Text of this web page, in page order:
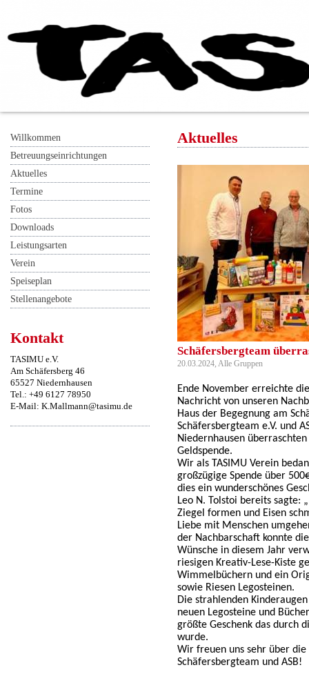
Willkommen
Betreuungseinrichtungen
Aktuelles
Termine
Fotos
Downloads
Leistungsarten
Verein
Speiseplan
Stellenangebote
Kontakt
TASIMU e.V.
Am Schäfersberg 46
65527 Niedernhausen
Tel.: +49 6127 78950
E-Mail: K.Mallmann@tasimu.de
Aktuelles
Schäfersbergteam
20.03.2024, Alle Gruppen
Ende November erreichte
Nachricht von unseren
Haus der Begegnung am
Schäfersbergteam e.V. und
Niedernhausen
Geldspende.
Wir als TASIMU Verein
großzügige Spende über
dies ein wunderschönes
Leo N. Tolstoi bereits sagte:
Ziegel formen und Eisen
Liebe mit Menschen
der Nachbarschaft konnte
Wünsche in diesem Jahr
riesigen Kreativ-Lese-Kiste
Wimmelbüchern und ein
sowie Riesen Legosteinen.
Die strahlenden
neuen Legosteine und
größte Geschenk das durch
wurde.
Wir freuen uns sehr über
Schäfersbergteam und ASB!